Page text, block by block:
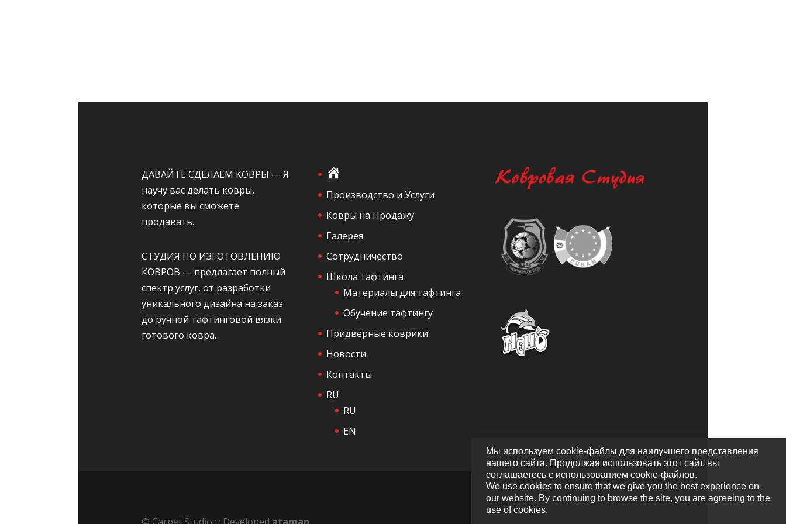
ДАВАЙТЕ СДЕЛАЕМ КОВРЫ — Я
научу вас делать ковры,
которые вы сможете
продавать.
СТУДИЯ ПО ИЗГОТОВЛЕНИЮ
КОВРОВ — предлагает полный
спектр услуг, от разработки
уникального дизайна на заказ
до ручной тафтинговой вязки
готового ковра.
в
н
а
Производство и Услуги
Ковры на Продажу
Галерея
Сотрудничество
Школа тафтинга
Материалы для тафтинга
Обучение тафтингу
Придверные коврики
Новости
Контакты
RU
RU
EN
Мы используем cookie-файлы для наилучшего представления
нашего сайта. Продолжая использовать этот сайт, вы
соглашаетесь с использованием cookie-файлов.
We use cookies to ensure that we give you the best experience on
our website. By continuing to browse the site, you are agreeing to the
use of cookies.